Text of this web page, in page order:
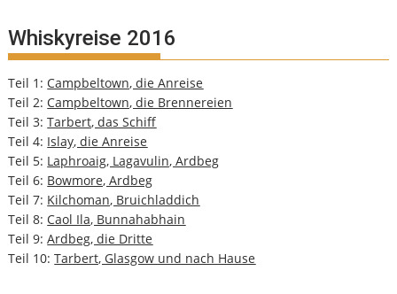
Whiskyreise 2016
Teil 1: Campbeltown, die Anreise
Teil 2: Campbeltown, die Brennereien
Teil 3:Tarbert, das Schiff
Teil 4: Islay, die Anreise
Teil 5: Laphroaig, Lagavulin, Ardbeg
Teil 6: Bowmore, Ardbeg
Teil 7: Kilchoman, Bruichladdich
Teil 8: Caol Ila, Bunnahabhain
Teil 9:Ardbeg, die Dritte
Teil 10:Tarbert, Glasgow und nach Hause